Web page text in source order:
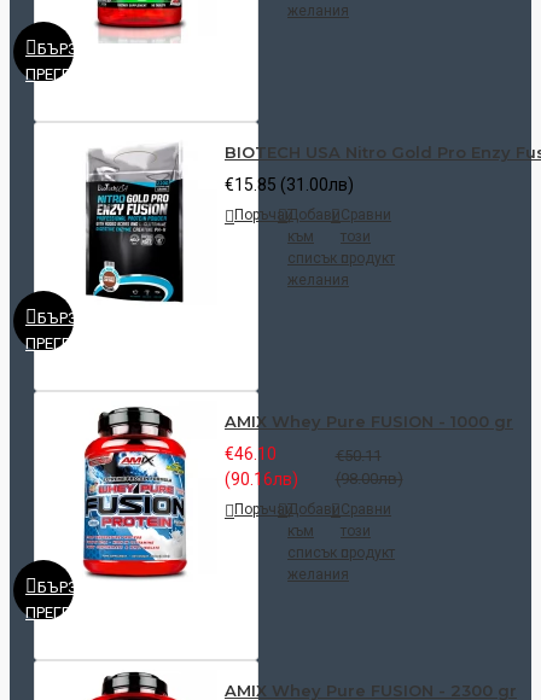
БЪРЗ
ПРЕГЛЕД
желания
БЪРЗ
ПРЕГЛЕД
BIOTECH USA Nitro Gold Pro Enzy
€15.85 (31.00лв)
ПоръчайДобави
към
списък с
желания
Сравни
този
продукт
БЪРЗ
ПРЕГЛЕД
AMIX Whey Pure FUSION - 1000 gr
€46.10
(90.16лв)
€50.11
(98.00лв)
ПоръчайДобави
към
списък с
желания
Сравни
този
продукт
AMIX Whey Pure FUSION - 2300 gr